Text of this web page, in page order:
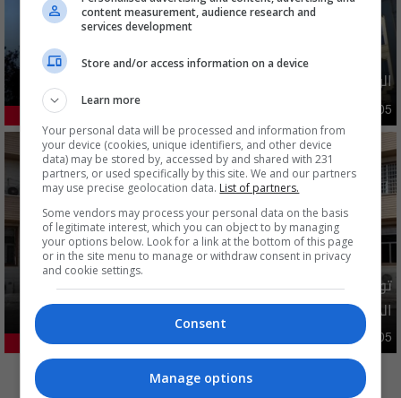
الولايات المتحدة تعلن رفع عقوبات عن ايران
دوليات 10:10 | 2026-08-05
توضيح رسمي بشأن إلغاء شمول فئات من المستفيدين بإعانة
الحماية الاجتماعية
محليات 21.2% 05:43 | 2026-08-05
المزيد
content measurement, audience research and
services development
Store and/or access information on a device
Learn more
Your personal data will be processed and information from
your device (cookies, unique identifiers, and other device
data) may be stored by, accessed by and shared with 231
partners, or used specifically by this site. We and our partners
may use precise geolocation data. List of partners.
Some vendors may process your personal data on the basis
of legitimate interest, which you can object to by managing
your options below. Look for a link at the bottom of this page
or in the site menu to manage or withdraw consent in privacy
and cookie settings.
Consent
Manage options